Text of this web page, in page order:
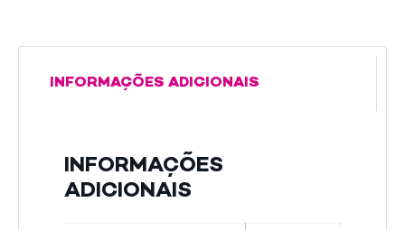
INFORMAÇÕES ADICIONAIS
INFORMAÇÕES
ADICIONAIS